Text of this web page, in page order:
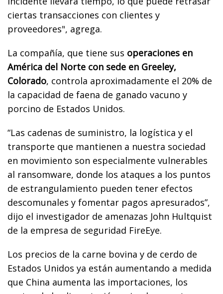
ciertas transacciones con clientes y
proveedores", agrega.
La compañía, que tiene sus operaciones en
América del Norte con sede en Greeley,
Colorado, controla aproximadamente el 20% de
la capacidad de faena de ganado vacuno y
porcino de Estados Unidos.
“Las cadenas de suministro, la logística y el
transporte que mantienen a nuestra sociedad
en movimiento son especialmente vulnerables
al ransomware, donde los ataques a los puntos
de estrangulamiento pueden tener efectos
descomunales y fomentar pagos apresurados”,
dijo el investigador de amenazas John Hultquist
de la empresa de seguridad FireEye.
Los precios de la carne bovina y de cerdo de
Estados Unidos ya están aumentando a medida
que China aumenta las importaciones, los